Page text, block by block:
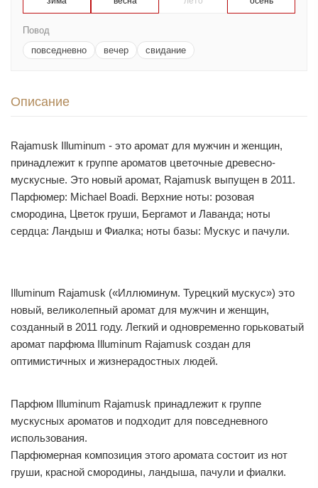
Повод
повседневно
вечер свидание
Описание
Rajamusk Illuminum - это аромат для мужчин и женщин,
принадлежит к группе ароматов цветочные древесно-
мускусные. Это новый аромат, Rajamusk выпущен в 2011.
Парфюмер: Michael Boadi. Верхние ноты: розовая
смородина, Цветок груши, Бергамот и Лаванда; ноты
сердца: Ландыш и Фиалка; ноты базы: Мускус и пачули.
Illuminum Rajamusk («Иллюминум. Турецкий мускус») это
новый, великолепный аромат для мужчин и женщин,
созданный в 2011 году. Легкий и одновременно горьковатый
аромат парфюма Illuminum Rajamusk создан для
оптимистичных и жизнерадостных людей.
Парфюм Illuminum Rajamusk принадлежит к группе
мускусных ароматов и подходит для повседневного
использования.
Парфюмерная композиция этого аромата состоит из нот
груши, красной смородины, ландыша, пачули и фиалки.